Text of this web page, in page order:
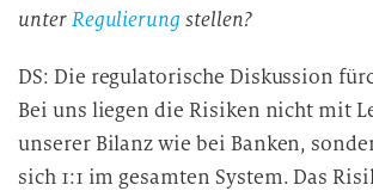
unterRegulierung stellen?
DS: Die regulatorische Diskussion
Bei uns liegen die Risiken nicht mit
unserer Bilanz wie bei Banken,
sich 1:1 im gesamten System. Das